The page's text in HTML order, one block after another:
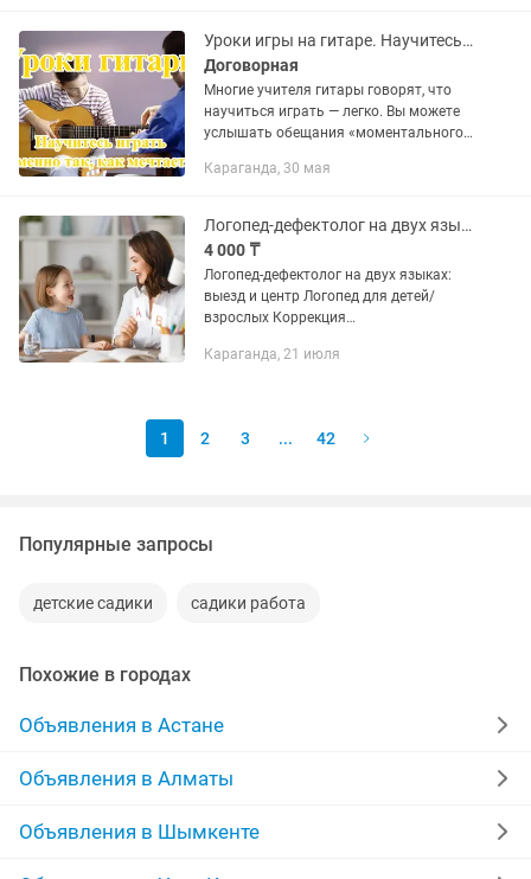
Уроки игры на гитаре. Научитесь играть именно так, как мечтаете!
Договорная
Многие учителя гитары говорят, что
научиться играть — легко. Вы можете
услышать обещания «моментального
всего за месяц». На самом деле, это не
Караганда, 30 мая
Логопед-дефектолог на двух языках для взрослых/детей
4 000 ₸
Логопед-дефектолог на двух языках:
выезд и центр Логопед для детей/
взрослых Коррекция
неправильное произношение звуков
Караганда, 21 июля
1 2 3 ... 42
Популярные запросы
детские садики садики работа
Похожие в городах
Объявления в Астане
Объявления в Алматы
Объявления в Шымкенте